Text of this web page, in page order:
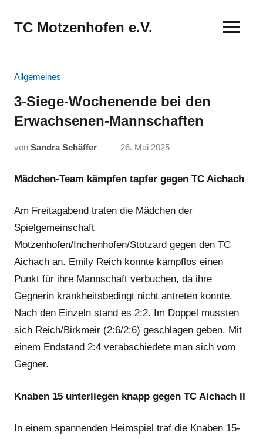
InhaltTC Motzenhofen e.V.
Allgemeines
3-Siege-Wochenende bei den
Erwachsenen-Mannschaften
von Sandra Schäffer 26. Mai 2025
Mädchen-Team kämpfen tapfer gegen TC Aichach
Am Freitagabend traten die Mädchen der
Spielgemeinschaft
Motzenhofen/Inchenhofen/Stotzard gegen den TC
Aichach an. Emily Reich konnte kampflos einen
Punkt für ihre Mannschaft verbuchen, da ihre
Gegnerin krankheitsbedingt nicht antreten konnte.
Nach den Einzeln stand es 2:2. Im Doppel mussten
sich Reich/Birkmeir (2:6/2:6) geschlagen geben. Mit
einem Endstand 2:4 verabschiedete man sich vom
Gegner.
Knaben 15 unterliegen knapp gegen TC Aichach II
In einem spannenden Heimspiel traf die Knaben 15-